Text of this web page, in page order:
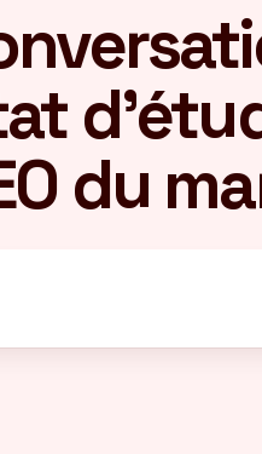
du